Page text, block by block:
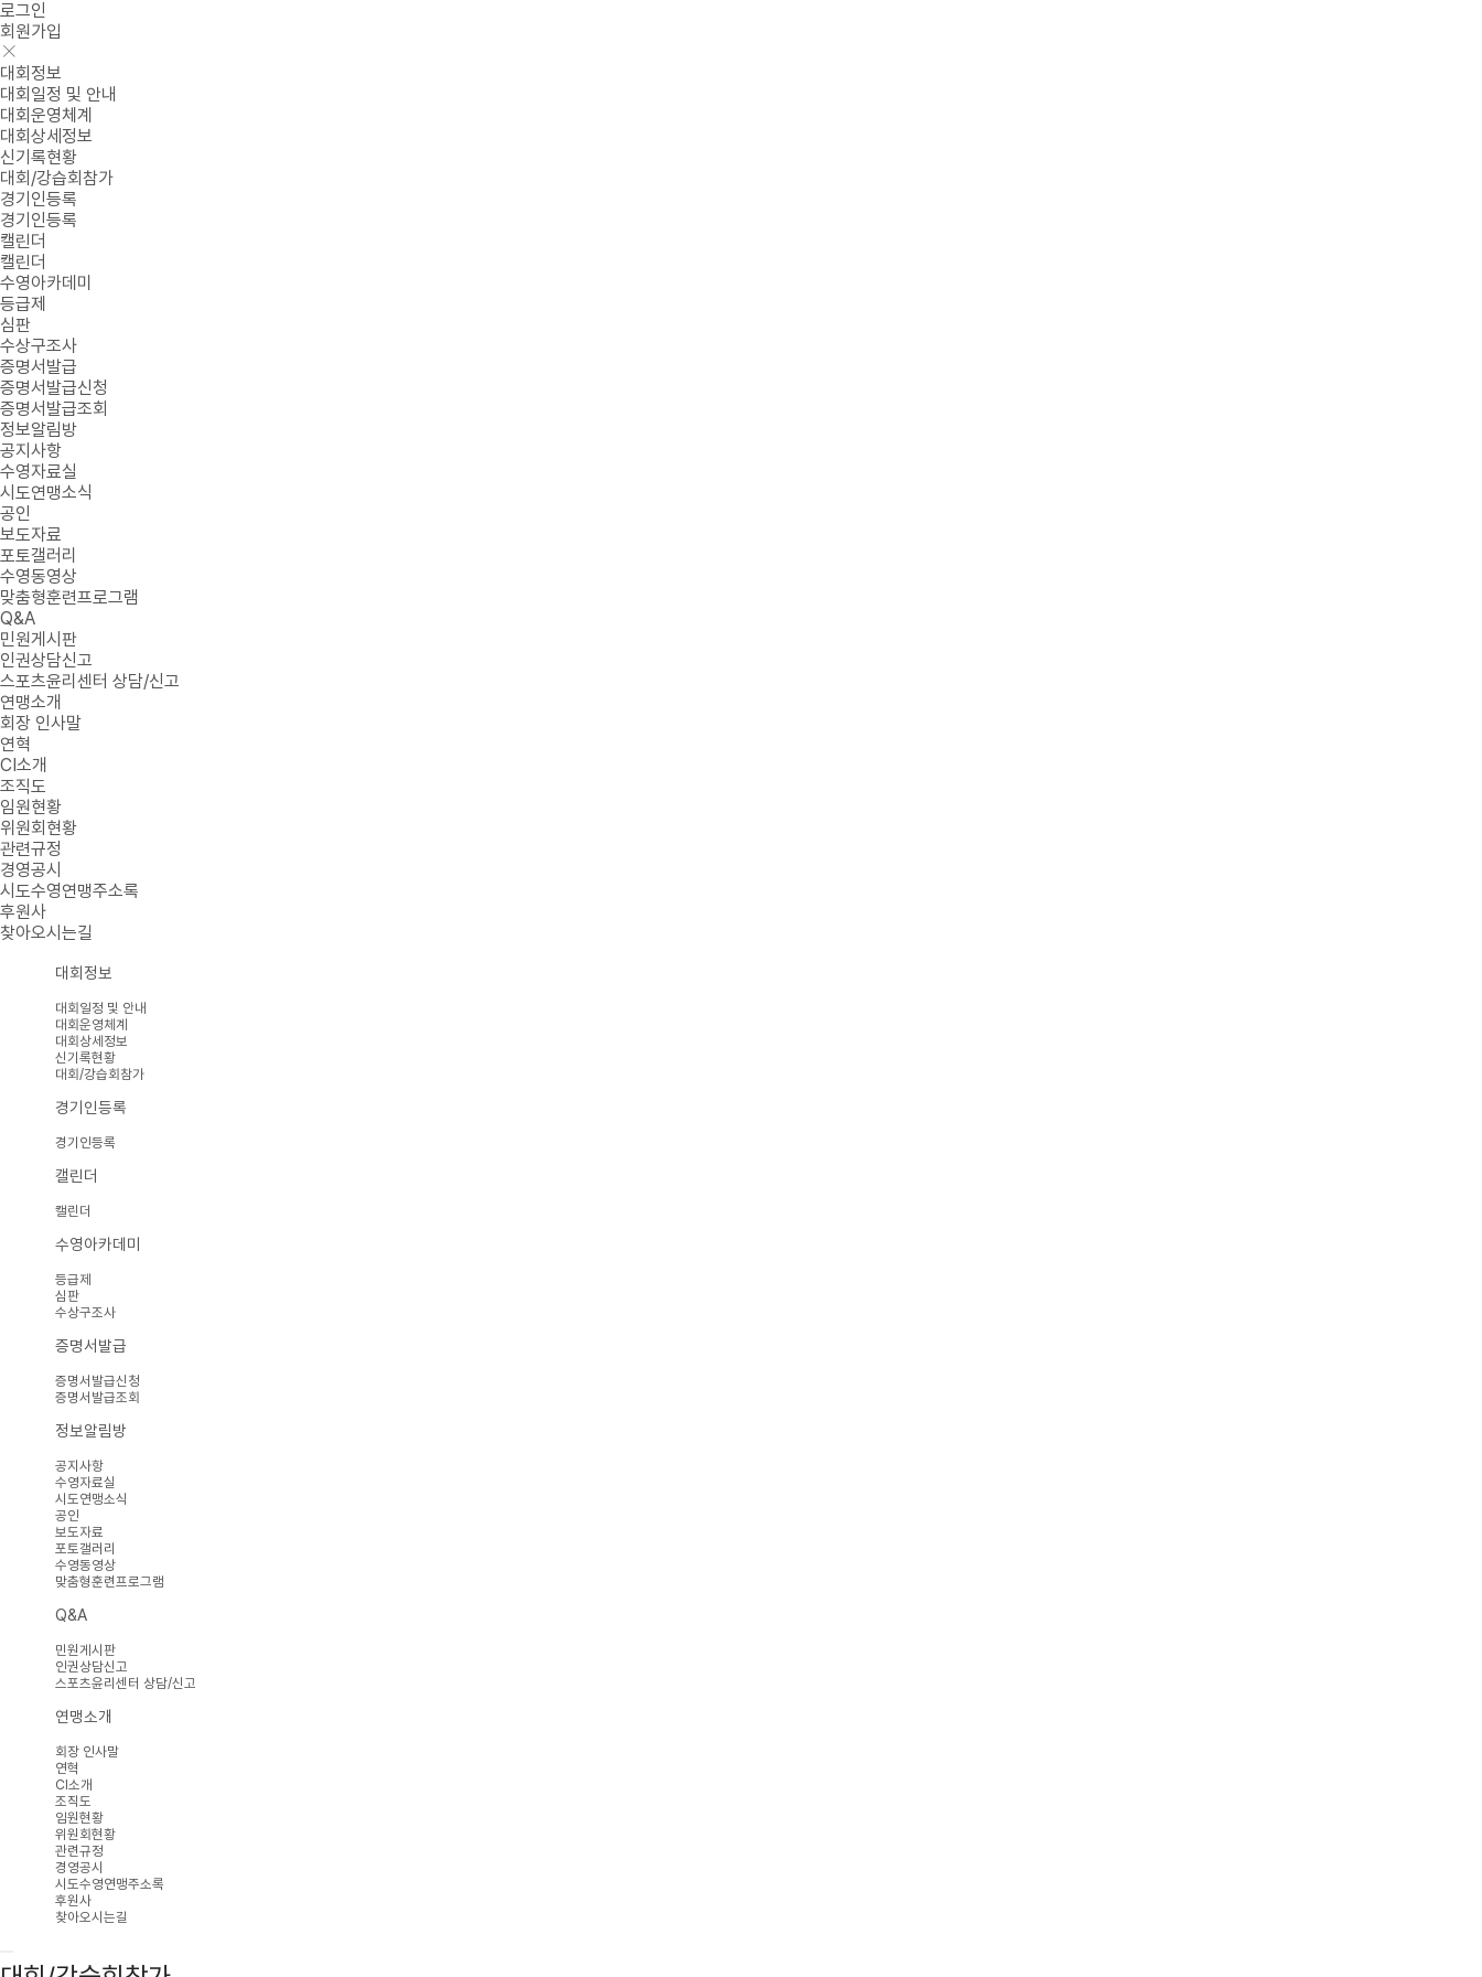
로그인
회원가입
대회정보
대회일정 및 안내
대회운영체계
대회상세정보
신기록현황
대회/강습회참가
경기인등록
경기인등록
캘린더
캘린더
수영아카데미
등급제
심판
수상구조사
증명서발급
증명서발급신청
증명서발급조회
정보알림방
공지사항
수영자료실
시도연맹소식
공인
보도자료
포토갤러리
수영동영상
맞춤형훈련프로그램
Q&A
민원게시판
인권상담신고
스포츠윤리센터 상담/신고
연맹소개
회장 인사말
연혁
CI소개
조직도
임원현황
위원회현황
관련규정
경영공시
시도수영연맹주소록
후원사
찾아오시는길
대회정보
대회일정 및 안내
대회운영체계
대회상세정보
신기록현황
대회/강습회참가
경기인등록
경기인등록
캘린더
캘린더
수영아카데미
등급제
심판
수상구조사
증명서발급
증명서발급신청
증명서발급조회
정보알림방
공지사항
수영자료실
시도연맹소식
공인
보도자료
포토갤러리
수영동영상
맞춤형훈련프로그램
Q&A
민원게시판
인권상담신고
스포츠윤리센터 상담/신고
연맹소개
회장 인사말
연혁
CI소개
조직도
임원현황
위원회현황
관련규정
경영공시
시도수영연맹주소록
후원사
찾아오시는길